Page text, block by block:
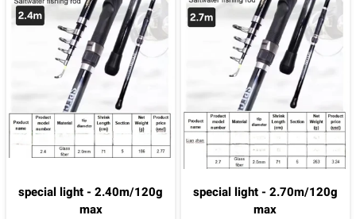
special light - 2.70m/120g
max
special light - 2.40m/120g
max